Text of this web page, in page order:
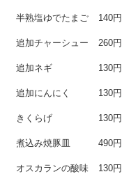
半熟塩ゆでたまご 140円
追加チャーシュー 260円
追加ネギ 130円
追加にんにく 130円
きくらげ 130円
煮込み焼豚皿 490円
オスカランの酸味 130円